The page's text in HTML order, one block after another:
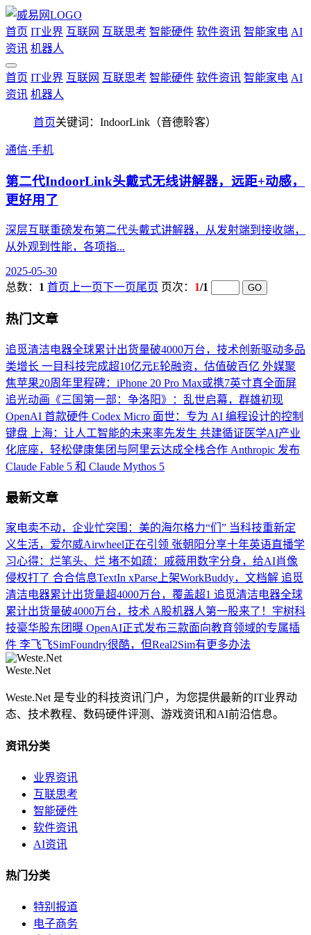
首页 IT业界 互联网 互联思考 智能硬件 软件资讯 智能家电 AI
资讯 机器人
首页 IT业界 互联网 互联思考 智能硬件 软件资讯 智能家电 AI
资讯 机器人
首页关键词：IndoorLink（音德聆客）
通信·手机
第二代IndoorLink头戴式无线讲解器，远距+动感，
更好用了
深层互联重磅发布第二代头戴式讲解器，从发射端到接收端，
从外观到性能，各项指...
2025-05-30
总数： 1 首页上一页下一页尾页 页次： 1/1
热门文章
追觅清洁电器全球累计出货量破4000万台，技术创新驱动多品
类增长 一目科技完成超10亿元E轮融资，估值破百亿 外媒聚
焦苹果20周年里程碑：iPhone 20 Pro Max或携7英寸真全面屏
追光动画《三国第一部：争洛阳》：乱世启幕，群雄初现
OpenAI 首款硬件 Codex Micro 面世：专为 AI 编程设计的控制
键盘
上海：让人工智能的未来率先发生 共建循证医学AI产业
化底座，轻松健康集团与阿里云达成全栈合作 Anthropic 发布
Claude Fable 5 和 Claude Mythos 5
最新文章
家电卖不动，企业忙突围：美的海尔格力“们” 当科技重新定
义生活，爱尔威Airwheel正在引领 张朝阳分享十年英语直播学
习心得：烂笔头、烂 堵不如疏：戚薇用数字分身，给AI肖像
侵权打了 合合信息TextIn xParse上架WorkBuddy，文档解 追觅
清洁电器累计出货量超4000万台，覆盖超1 追觅清洁电器全球
累计出货量破4000万台，技术 A股机器人第一股来了！宇树科
技豪华股东团曝 OpenAI正式发布三款面向教育领域的专属插
件 李飞飞SimFoundry很酷，但Real2Sim有更多办法
Weste.Net
Weste.Net 是专业的科技资讯门户，为您提供最新的IT业界动
态、技术教程、数码硬件评测、游戏资讯和AI前沿信息。
资讯分类
业界资讯
互联思考
智能硬件
软件资讯
AI资讯
热门分类
特别报道
电子商务